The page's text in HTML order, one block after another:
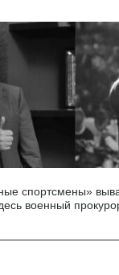
спортсмены»
военный